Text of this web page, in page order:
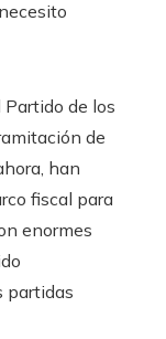
de los
de
han
fiscal para
enormes
partidas